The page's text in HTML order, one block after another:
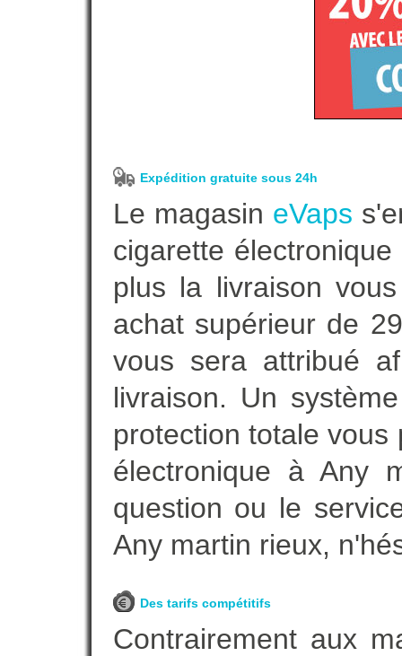
Expédition gratuite sous 24h
Le magasin eVaps
cigarette
plus la livraison
achat supérieur de
vous sera attribué
livraison. Un
protection totale
électronique à Any
question ou le
Any martin rieux,
Des tarifs compétitifs
Contrairement aux